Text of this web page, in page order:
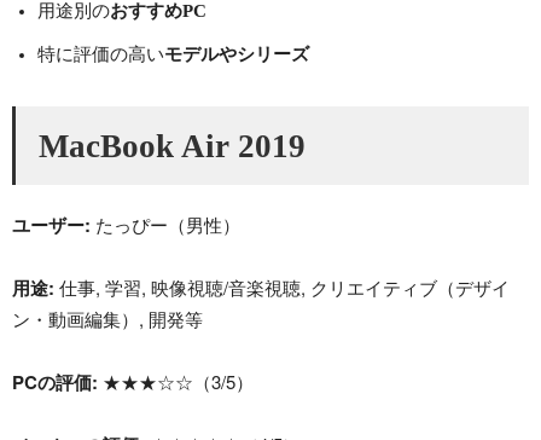
用途別のおすすめPC
特に評価の高いモデルやシリーズ
MacBook Air 2019
ユーザー: たっぴー（男性）
用途: 仕事, 学習, 映像視聴/音楽視聴, クリエイティブ（デザイ
ン・動画編集）, 開発等
PCの評価: ★★★☆☆（3/5）